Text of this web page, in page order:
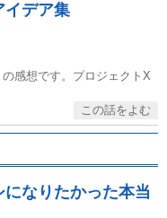
イデア集
感想です。プロジェクトX
なりたかった本当